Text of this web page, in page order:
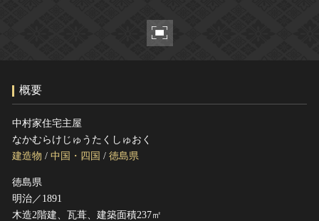
このサイトについて
サイトのご意見はこちら
文化遺産データベース
概要
中村家住宅主屋
なかむらけじゅうたくしゅおく
建造物 / 中国・四国 / 徳島県
徳島県
明治／1891
木造2階建、瓦葺、建築面積237㎡